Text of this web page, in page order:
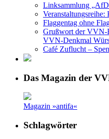
Linksammlung
Flaggentag ohne
Grußwort der VVN-
VVN-Denkmal
Café Zuflucht –
Das Magazin der
Magazin »antifa«
Schlagwörter